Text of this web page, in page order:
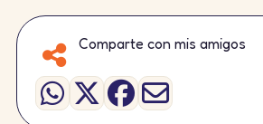
Comparte con mis amigos